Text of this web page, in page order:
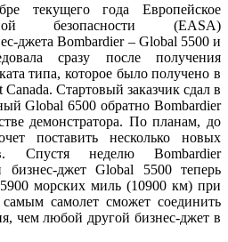
текущего года Европейское
безопасности (EASA)
джета Bombardier – Global 5500 и
сразу после получения
типа, которое было получено в
Canada. Стартовый заказчик сдал в
Global 6500 обратно Bombardier
демонстратора. По планам, до
поставить несколько новых
Спустя неделю Bombardier
джет Global 5500 теперь
морских миль (10900 км) при
самолет сможет соединить
чем любой другой бизнес-джет в